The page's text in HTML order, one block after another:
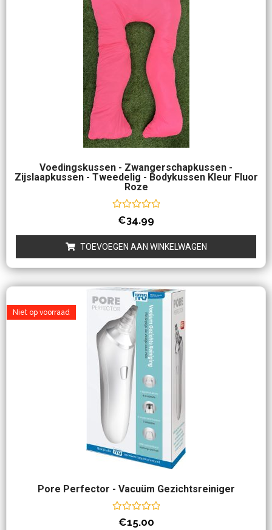
Voedingskussen - Zwangerschapkussen -
Zijslaapkussen - Tweedelig - Bodykussen Kleur Fluor
Roze
Waardering
uit
5
€34.99
TOEVOEGEN AAN WINKELWAGEN
Pore Perfector - Vacuüm Gezichtsreiniger
Waardering
€15.00
Niet op voorraad